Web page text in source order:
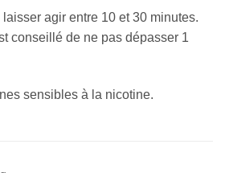
agir entre 10 et 30 minutes.
conseillé de ne pas dépasser 1
sensibles à la nicotine.